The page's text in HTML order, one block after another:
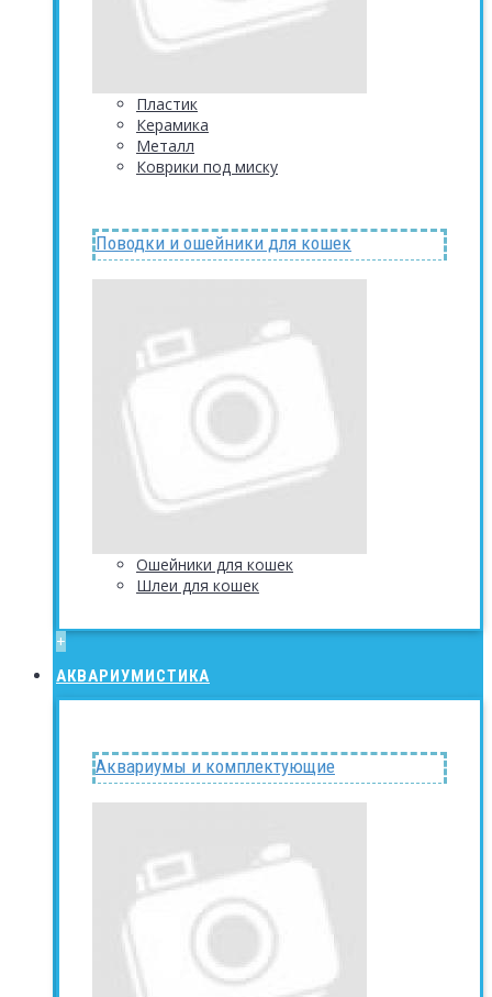
Пластик
Керамика
Металл
Коврики под миску
Поводки и ошейники для кошек
Ошейники для кошек
Шлеи для кошек
+
АКВАРИУМИСТИКА
Аквариумы и комплектующие